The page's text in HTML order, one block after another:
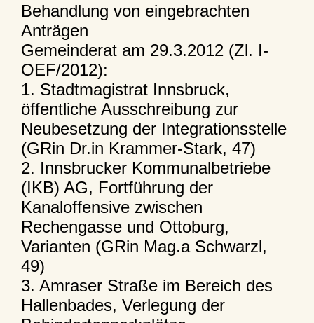
Behandlung von eingebrachten
Anträgen
Gemeinderat am 29.3.2012 (Zl. I-
OEF/2012):
1. Stadtmagistrat Innsbruck,
öffentliche Ausschreibung zur
Neubesetzung der Integrationsstelle
(GRin Dr.in Krammer-Stark, 47)
2. Innsbrucker Kommunalbetriebe
(IKB) AG, Fortführung der
Kanaloffensive zwischen
Rechengasse und Ottoburg,
Varianten (GRin Mag.a Schwarzl,
49)
3. Amraser Straße im Bereich des
Hallenbades, Verlegung der